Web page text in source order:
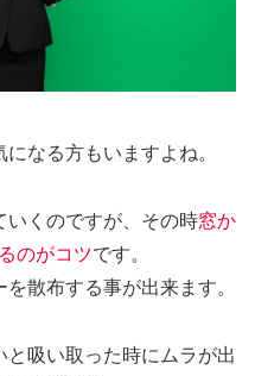
なる方もいますよね。
いくのですが、その時窓か
のがコツです。
散布する事が出来ます。
吸い取った時にムラが出